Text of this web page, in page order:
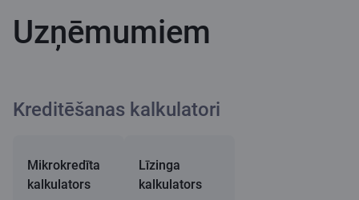
Uzņēmumiem
Kreditēšanas kalkulatori
Mikrokredīta
kalkulators
Līzinga
kalkulators